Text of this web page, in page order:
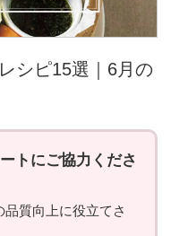
シピ15選｜6月の